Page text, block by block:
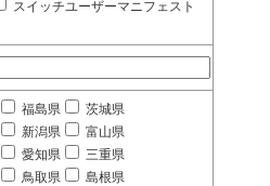
スイッチユーザーマニフェスト
福島県
茨城県
新潟県
富山県
愛知県
三重県
鳥取県
島根県